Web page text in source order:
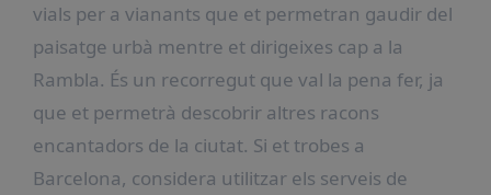
vials per a vianants que et permetran gaudir del
paisatge urbà mentre et dirigeixes cap a la
Rambla. És un recorregut que val la pena fer, ja
que et permetrà descobrir altres racons
encantadors de la ciutat. Si et trobes a
Barcelona, considera utilitzar els serveis de